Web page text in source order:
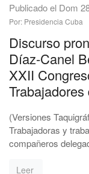
Publicado el Dom
Por: Presidencia Cuba
Discurso
Díaz-Canel
XXII
(Versiones
Trabajadoras y
compañeros
Leer